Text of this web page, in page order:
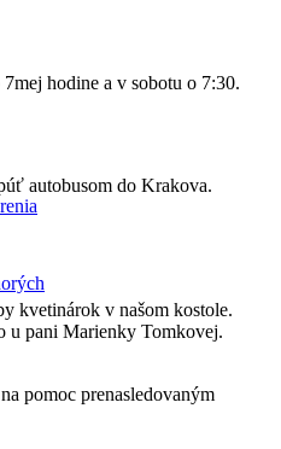
hodine a v sobotu o 7:30.
autobusom do Krakova.
kvetinárok v našom kostole.
u pani Marienky Tomkovej.
pomoc prenasledovaným